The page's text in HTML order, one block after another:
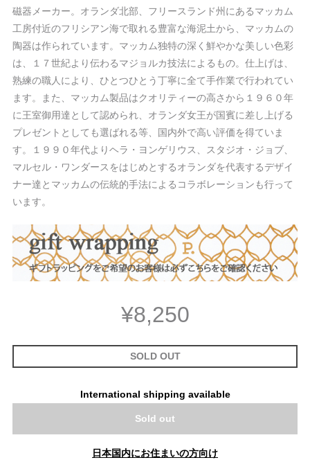
磁器メーカー。オランダ北部、フリースランド州にあるマッカム
工房付近のフリシアン海で取れる豊富な海泥土から、マッカムの
陶器は作られています。マッカム独特の深く鮮やかな美しい色彩
は、１７世紀より伝わるマジョルカ技法によるもの。仕上げは、
熟練の職人により、ひとつひとう丁寧に全て手作業で行われてい
ます。また、マッカム製品はクオリティーの高さから１９６０年
に王室御用達として認められ、オランダ女王が国賓に差し上げる
プレゼントとしても選ばれる等、国内外で高い評価を得ていま
す。１９９０年代よりヘラ・ヨンゲリウス、スタジオ・ジョブ、
マルセル・ワンダースをはじめとするオランダを代表するデザイ
ナー達とマッカムの伝統的手法によるコラボレーションも行って
います。
¥8,250
SOLD OUT
International shipping available
Sold out
日本国内にお住まいの方向け